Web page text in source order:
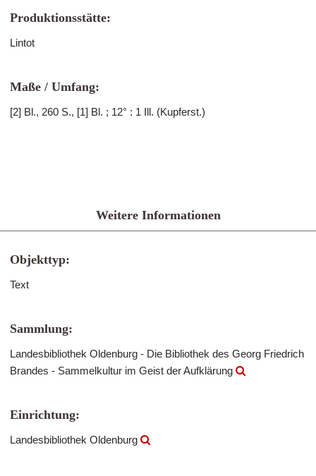
Produktionsstätte:
Lintot
Maße / Umfang:
[2] Bl., 260 S., [1] Bl. ; 12° : 1 Ill. (Kupferst.)
Weitere Informationen
Objekttyp:
Text
Sammlung:
Landesbibliothek Oldenburg - Die Bibliothek des Georg Friedrich
Brandes - Sammelkultur im Geist der Aufklärung
Einrichtung:
Landesbibliothek Oldenburg